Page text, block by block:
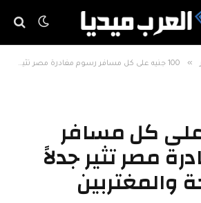
» 100 جنيه على كل مسافر رسوم مغادرة مصر تثير جدلاً بين السياحة والمغتربين
على كل مسافر
مصر تثير جدلاً
والمغتربين